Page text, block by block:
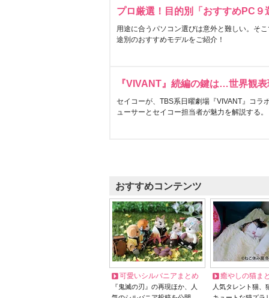
プロ厳選！目的別「おすすめPC９
用途に合うパソコン選びは意外と難しい。そ
途別のおすすめモデルをご紹介！
『VIVANT』続編の鍵は…世界観
セイコーが、TBS系日曜劇場『VIVANT』コラ
ューサーとセイコー担当者が魅力を解説する。
おすすめコンテンツ
可愛いシルバニアまとめ
『鬼滅の刃』の再現ほか、人
癒やしの猫ま
人気タレント猫